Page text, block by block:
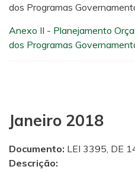
dos Programas
Anexo II - Planejamento
dos Programas
Janeiro 2018
Documento: LEI 3395, DE
Descrição: